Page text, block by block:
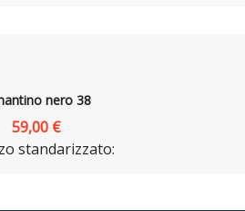
nero 38
59,00 €
standarizzato: